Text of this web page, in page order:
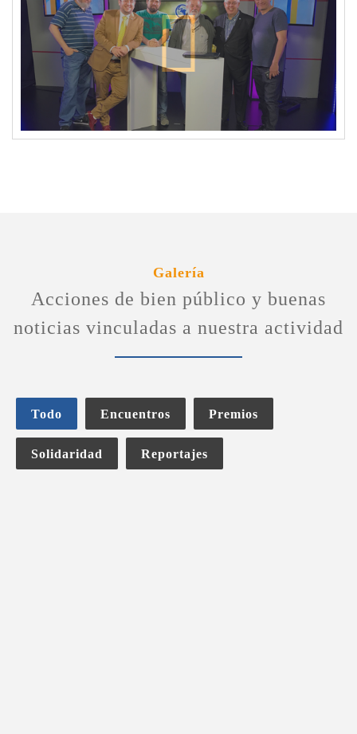
Galería
Acciones de bien público y buenas
noticias vinculadas a nuestra actividad
Todo Encuentros Premios
Solidaridad Reportajes